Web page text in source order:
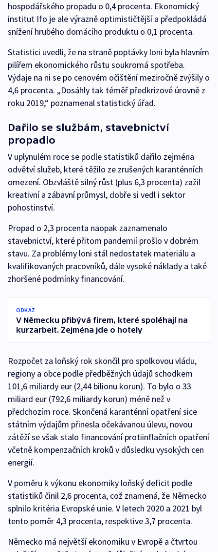
hospodářského propadu o 0,4 procenta. Ekonomický
institut Ifo je ale výrazně optimističtější a předpokládá
snížení hrubého domácího produktu o 0,1 procenta.
Statistici uvedli, že na straně poptávky loni byla hlavním
pilířem ekonomického růstu soukromá spotřeba.
Výdaje na ni se po cenovém očištění meziročně zvýšily o
4,6 procenta. „Dosáhly tak téměř předkrizové úrovně z
roku 2019,“ poznamenal statistický úřad.
Dařilo se službám, stavebnictví
propadlo
V uplynulém roce se podle statistiků dařilo zejména
odvětví služeb, které těžilo ze zrušených karanténních
omezení. Obzvláště silný růst (plus 6,3 procenta) zažil
kreativní a zábavní průmysl, dobře si vedl i sektor
pohostinství.
Propad o 2,3 procenta naopak zaznamenalo
stavebnictví, které přitom pandemií prošlo v dobrém
stavu. Za problémy loni stál nedostatek materiálu a
kvalifikovaných pracovníků, dále vysoké náklady a také
zhoršené podmínky financování.
ODKAZ
V Německu přibývá firem, které spoléhají na
kurzarbeit. Zejména jde o hotely
Rozpočet za loňský rok skončil pro spolkovou vládu,
regiony a obce podle předběžných údajů schodkem
101,6 miliardy eur (2,44 bilionu korun). To bylo o 33
miliard eur (792,6 miliardy korun) méně než v
předchozím roce. Skončená karanténní opatření sice
státním výdajům přinesla očekávanou úlevu, novou
zátěží se však stalo financování protiinflačních opatření
včetně kompenzačních kroků v důsledku vysokých cen
energií.
V poměru k výkonu ekonomiky loňský deficit podle
statistiků činil 2,6 procenta, což znamená, že Německo
splnilo kritéria Evropské unie. V letech 2020 a 2021 byl
tento poměr 4,3 procenta, respektive 3,7 procenta.
Německo má největší ekonomiku v Evropě a čtvrtou